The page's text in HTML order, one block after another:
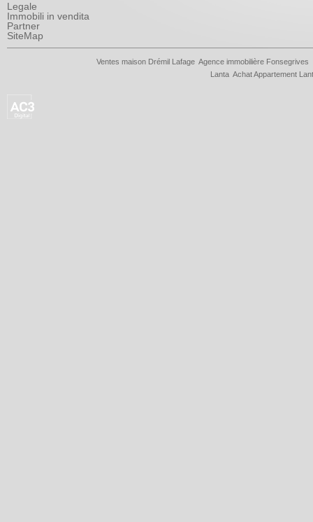
Legale
Immobili in vendita
Partner
SiteMap
Ventes maison Drémil Lafage Agence immobilière Fonsegrives
Lanta Achat Appartement